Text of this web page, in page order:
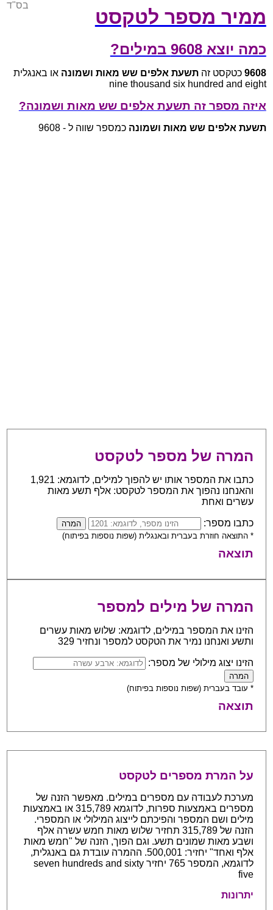
ממיר מספר לטקסט
בס"ד
כמה יוצא 9608 במילים?
9608 כטקסט זהתשעת אלפים שש מאות ושמונה או באנגלית
nine thousand six hundred and eight
איזה מספר זה תשעת אלפים שש מאות ושמונה?
תשעת אלפים שש מאות ושמונה כמספר שווה ל - 9608
המרה של מספר לטקסט
כתבו את המספר אותו יש להפוך למילים, לדוגמא: 1,921
והאנחנו נהפוך את המספר לטקסט: אלף תשע מאות
עשרים ואחת
כתבו מספר:
* התוצאה חוזרת בעברית ובאנגלית (שפות נוספות בפיתוח)
תוצאה
המרה של מילים למספר
הזינו את המספר במילים, לדוגמא: שלוש מאות עשרים
ותשע ואנחנו נמיר את הטקסט למספר ונחזיר 329
הזינו יצוג מילולי של מספר:
* עובד בעברית (שפות נוספות בפיתוח)
תוצאה
על המרת מספרים לטקסט
מערכת לעבודה עם מספרים במילים. מאפשר הזנה של
מספרים באמצעות ספרות, לדוגמא 315,789 או באמצעות
מילים ושם המספר והפיכתם לייצוג המילולי או המספרי.
הזנה של 315,789 תחזיר שלוש מאות חמש עשרה אלף
ושבע מאות שמונים תשע. וגם הפוך, הזנה של "חמש מאות
אלף ואחד" יחזיר: 500,001. ההמרה עובדת גם באנגלית,
לדוגמא, המספר 765 יחזיר seven hundreds and sixty
five
יתרונות